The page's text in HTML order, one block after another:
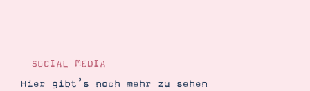
SOCIAL MEDIA
Hier gibt’s noch mehr zu sehen